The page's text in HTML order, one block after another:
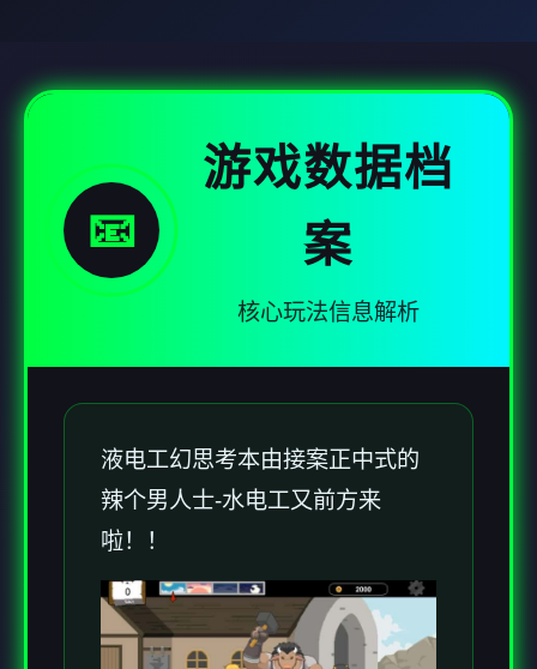
📧
游戏数据档
案
核心玩法信息解析
液电工幻思考本由接案正中式的
辣个男人士-水电工又前方来
啦！！